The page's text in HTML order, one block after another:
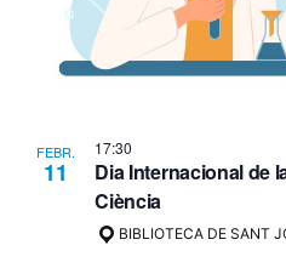
FEBR.
11
17:30
Dia Internacional de
Ciència
BIBLIOTECA DE SANT